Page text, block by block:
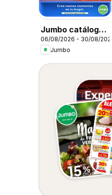
Jumbo catálogo
Home days
06/08/2026 - 30/08/2026
Jumbo